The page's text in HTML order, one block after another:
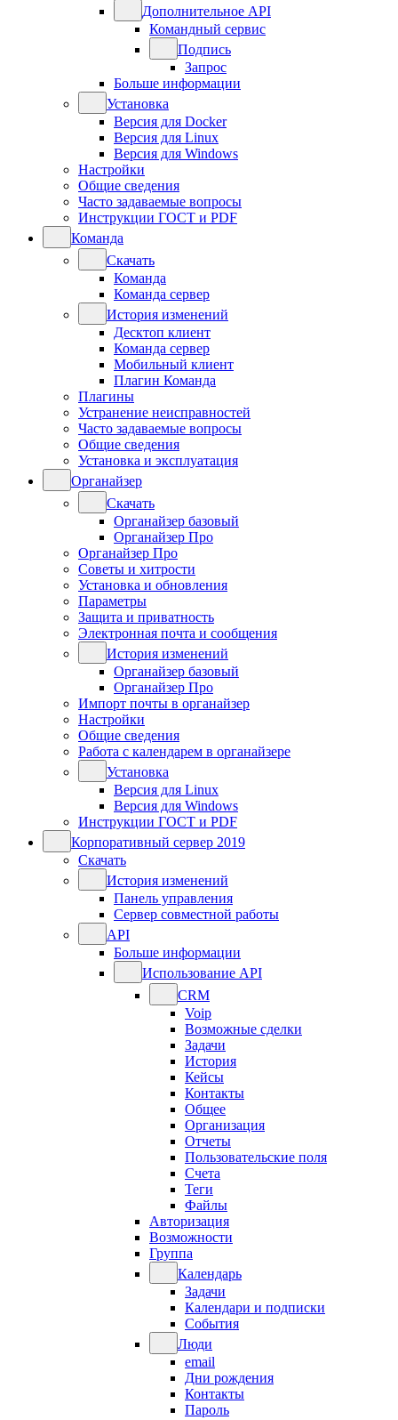
Дополнительное API
Командный сервис
Подпись
Запрос
Больше информации
Установка
Версия для Docker
Версия для Linux
Версия для Windows
Настройки
Общие сведения
Часто задаваемые вопросы
Инструкции ГОСТ и PDF
Команда
Скачать
Команда
Команда сервер
История изменений
Десктоп клиент
Команда сервер
Мобильный клиент
Плагин Команда
Плагины
Устранение неисправностей
Часто задаваемые вопросы
Общие сведения
Установка и эксплуатация
Органайзер
Скачать
Органайзер базовый
Органайзер Про
Органайзер Про
Советы и хитрости
Установка и обновления
Параметры
Защита и приватность
Электронная почта и сообщения
История изменений
Органайзер базовый
Органайзер Про
Импорт почты в органайзер
Настройки
Общие сведения
Работа с календарем в органайзере
Установка
Версия для Linux
Версия для Windows
Инструкции ГОСТ и PDF
Корпоративный сервер 2019
Скачать
История изменений
Панель управления
Сервер совместной работы
API
Больше информации
Использование API
CRM
Voip
Возможные сделки
Задачи
История
Кейсы
Контакты
Общее
Организация
Отчеты
Пользовательские поля
Счета
Теги
Файлы
Авторизация
Возможности
Группа
Календарь
Задачи
Календари и подписки
События
Люди
email
Дни рождения
Контакты
Пароль